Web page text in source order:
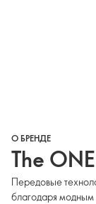
О БРЕНДЕ
The ONE
Передовые
благодаря модным